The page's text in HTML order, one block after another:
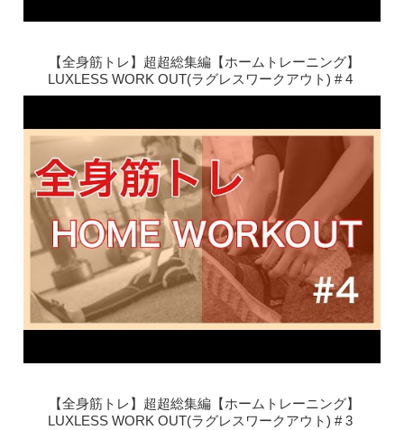
【全身筋トレ】超超総集編【ホームトレーニング】
LUXLESS WORK OUT(ラグレスワークアウト) # 4
【全身筋トレ】超超総集編【ホームトレーニング】
LUXLESS WORK OUT(ラグレスワークアウト) # 3